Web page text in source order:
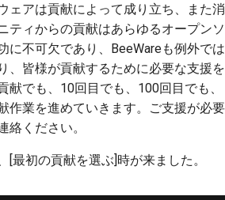
ェアは貢献によって成り立ち、また消
ティからの貢献はあらゆるオープンソ
に不可欠であり、BeeWareも例外では
、皆様が貢献するために必要な支援を
献でも、10回目でも、100回目でも、
作業を進めていきます。ご支援が必要
絡ください。
[最初の貢献を選ぶ]時が来ました。